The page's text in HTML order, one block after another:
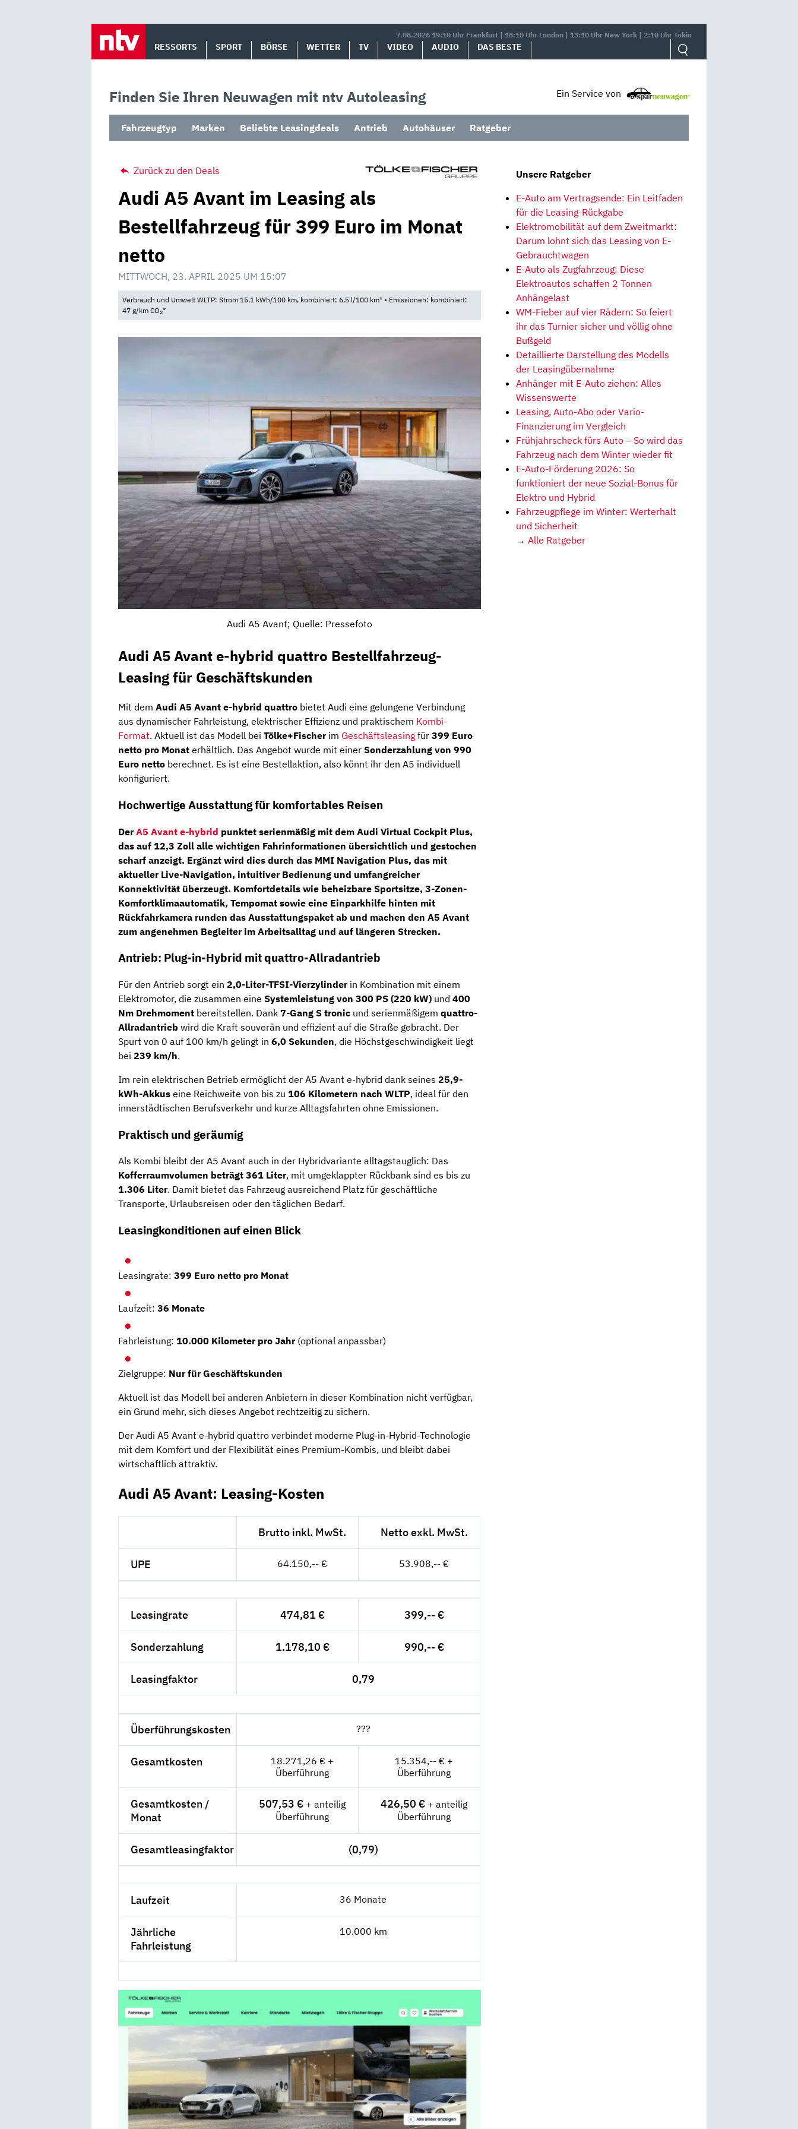
7.08.2026 19:10 Uhr Frankfurt | 18:10 Uhr London | 13:10 Uhr New York | 2:10 Uhr Tokio
RESSORTS SPORT BÖRSE WETTER TV VIDEO AUDIO DAS BESTE
Finden Sie Ihren Neuwagen mit ntv Autoleasing Ein Service von
Fahrzeugtyp Marken Beliebte Leasingdeals Antrieb Autohäuser Ratgeber
Zurück zu den Deals
Audi A5 Avant im Leasing als
Bestellfahrzeug für 399 Euro im Monat
netto
MITTWOCH, 23. APRIL 2025 UM 15:07
Verbrauch und Umwelt WLTP: Strom 15,1 kWh/100 km, kombiniert: 6,5 l/100 km* • Emissionen: kombiniert:
47 g/km CO2*
Audi A5 Avant; Quelle: Pressefoto
Audi A5 Avant e-hybrid quattro Bestellfahrzeug-
Leasing für Geschäftskunden
Mit dem Audi A5 Avant e-hybrid quattro bietet Audi eine gelungene Verbindung
aus dynamischer Fahrleistung, elektrischer Effizienz und praktischem Kombi-
Format. Aktuell ist das Modell bei Tölke+Fischerim Geschäftsleasing für 399 Euro
netto pro Monat erhältlich. Das Angebot wurde mit einer Sonderzahlung von 990
Euro netto berechnet. Es ist eine Bestellaktion, also könnt ihr den A5 individuell
konfiguriert.
Hochwertige Ausstattung für komfortables Reisen
DerA5 Avant e-hybrid punktet serienmäßig mit dem Audi Virtual Cockpit Plus,
das auf 12,3 Zoll alle wichtigen Fahrinformationen übersichtlich und gestochen
scharf anzeigt. Ergänzt wird dies durch das MMI Navigation Plus, das mit
aktueller Live-Navigation, intuitiver Bedienung und umfangreicher
Konnektivität überzeugt. Komfortdetails wie beheizbare Sportsitze, 3-Zonen-
Komfortklimaautomatik, Tempomat sowie eine Einparkhilfe hinten mit
Rückfahrkamera runden das Ausstattungspaket ab und machen den A5 Avant
zum angenehmen Begleiter im Arbeitsalltag und auf längeren Strecken.
Antrieb: Plug-in-Hybrid mit quattro-Allradantrieb
Für den Antrieb sorgt ein 2,0-Liter-TFSI-Vierzylinderin Kombination mit einem
Elektromotor, die zusammen eine Systemleistung von 300 PS (220 kW) und 400
Nm Drehmoment bereitstellen. Dank 7-Gang S tronic und serienmäßigem quattro-
Allradantrieb wird die Kraft souverän und effizient auf die Straße gebracht. Der
Spurt von 0 auf 100 km/h gelingt in 6,0 Sekunden, die Höchstgeschwindigkeit liegt
bei 239 km/h.
Im rein elektrischen Betrieb ermöglicht der A5 Avant e-hybrid dank seines 25,9-
kWh-Akkus eine Reichweite von bis zu 106 Kilometern nach WLTP, ideal für den
innerstädtischen Berufsverkehr und kurze Alltagsfahrten ohne Emissionen.
Praktisch und geräumig
Als Kombi bleibt der A5 Avant auch in der Hybridvariante alltagstauglich: Das
Kofferraumvolumen beträgt 361 Liter, mit umgeklappter Rückbank sind es bis zu
1.306 Liter. Damit bietet das Fahrzeug ausreichend Platz für geschäftliche
Transporte, Urlaubsreisen oder den täglichen Bedarf.
Leasingkonditionen auf einen Blick
Leasingrate: 399 Euro netto pro Monat
Laufzeit: 36 Monate
Fahrleistung: 10.000 Kilometer pro Jahr(optional anpassbar)
Zielgruppe: Nur für Geschäftskunden
Aktuell ist das Modell bei anderen Anbietern in dieser Kombination nicht verfügbar,
ein Grund mehr, sich dieses Angebot rechtzeitig zu sichern.
Der Audi A5 Avant e-hybrid quattro verbindet moderne Plug-in-Hybrid-Technologie
mit dem Komfort und der Flexibilität eines Premium-Kombis, und bleibt dabei
wirtschaftlich attraktiv.
Audi A5 Avant: Leasing-Kosten
Brutto inkl. MwSt. Netto exkl. MwSt.
UPE 64.150,-- € 53.908,-- €
Leasingrate 474,81 € 399,-- €
Sonderzahlung 1.178,10 € 990,-- €
Leasingfaktor 0,79
Überführungskosten ???
Gesamtkosten
18.271,26 € +
Überführung
15.354,-- € +
Überführung
Gesamtkosten /
Monat
507,53 € + anteilig
Überführung
426,50 € + anteilig
Überführung
Gesamtleasingfaktor (0,79)
Laufzeit 36 Monate
Jährliche
Fahrleistung
10.000 km
Unsere Ratgeber
E-Auto am Vertragsende: Ein Leitfaden
für die Leasing-Rückgabe
Elektromobilität auf dem Zweitmarkt:
Darum lohnt sich das Leasing von E-
Gebrauchtwagen
E-Auto als Zugfahrzeug: Diese
Elektroautos schaffen 2 Tonnen
Anhängelast
WM-Fieber auf vier Rädern: So feiert
ihr das Turnier sicher und völlig ohne
Bußgeld
Detaillierte Darstellung des Modells
der Leasingübernahme
Anhänger mit E-Auto ziehen: Alles
Wissenswerte
Leasing, Auto-Abo oder Vario-
Finanzierung im Vergleich
Frühjahrscheck fürs Auto – So wird das
Fahrzeug nach dem Winter wieder fit
E-Auto-Förderung 2026: So
funktioniert der neue Sozial-Bonus für
Elektro und Hybrid
Fahrzeugpflege im Winter: Werterhalt
und Sicherheit
→ Alle Ratgeber